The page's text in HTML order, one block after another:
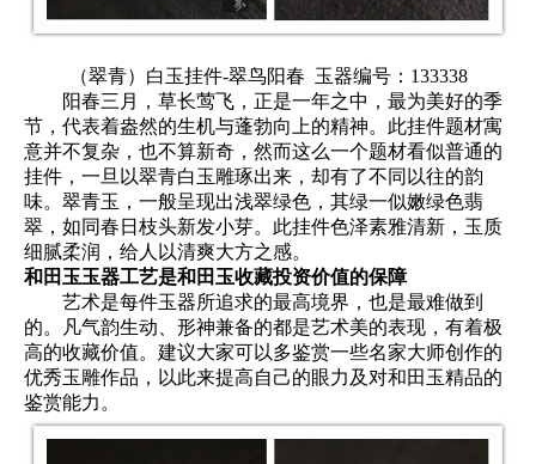
（翠青）白玉挂件-翠鸟阳春 玉器编号：133338
阳春三月，草长莺飞，正是一年之中，最为美好的季
节，代表着盎然的生机与蓬勃向上的精神。此挂件题材寓
意并不复杂，也不算新奇，然而这么一个题材看似普通的
挂件，一旦以翠青白玉雕琢出来，却有了不同以往的韵
味。翠青玉，一般呈现出浅翠绿色，其绿一似嫩绿色翡
翠，如同春日枝头新发小芽。此挂件色泽素雅清新，玉质
细腻柔润，给人以清爽大方之感。
和田玉玉器工艺是和田玉收藏投资价值的保障
艺术是每件玉器所追求的最高境界，也是最难做到
的。凡气韵生动、形神兼备的都是艺术美的表现，有着极
高的收藏价值。建议大家可以多鉴赏一些名家大师创作的
优秀玉雕作品，以此来提高自己的眼力及对和田玉精品的
鉴赏能力。